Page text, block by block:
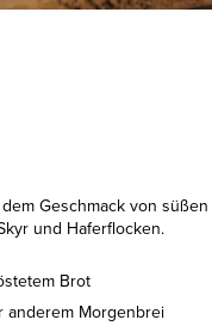
Geschmack von
und Haferflocken.
Brot
anderem Morgenbrei